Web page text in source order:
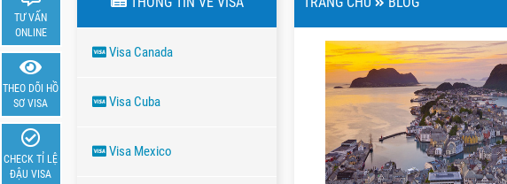
Visa Canada
Visa Cuba
Visa Mexico
TƯ VẤN
ONLINE
THEO DÕI HỒ
SƠ VISA
CHECK TỈ LỆ
ĐẬU VISA